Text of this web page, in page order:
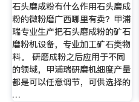
石头磨成粉有什么作用石头磨成
粉的微粉磨广西哪里有卖？甲浦
瑞专业生产把石头磨成粉的矿石
磨粉机设备，专业加工矿石类物
料。 研磨成粉之后应用于不同
的领域，甲浦瑞研磨机细度产量
都是可以任意调节，可供选择的
…